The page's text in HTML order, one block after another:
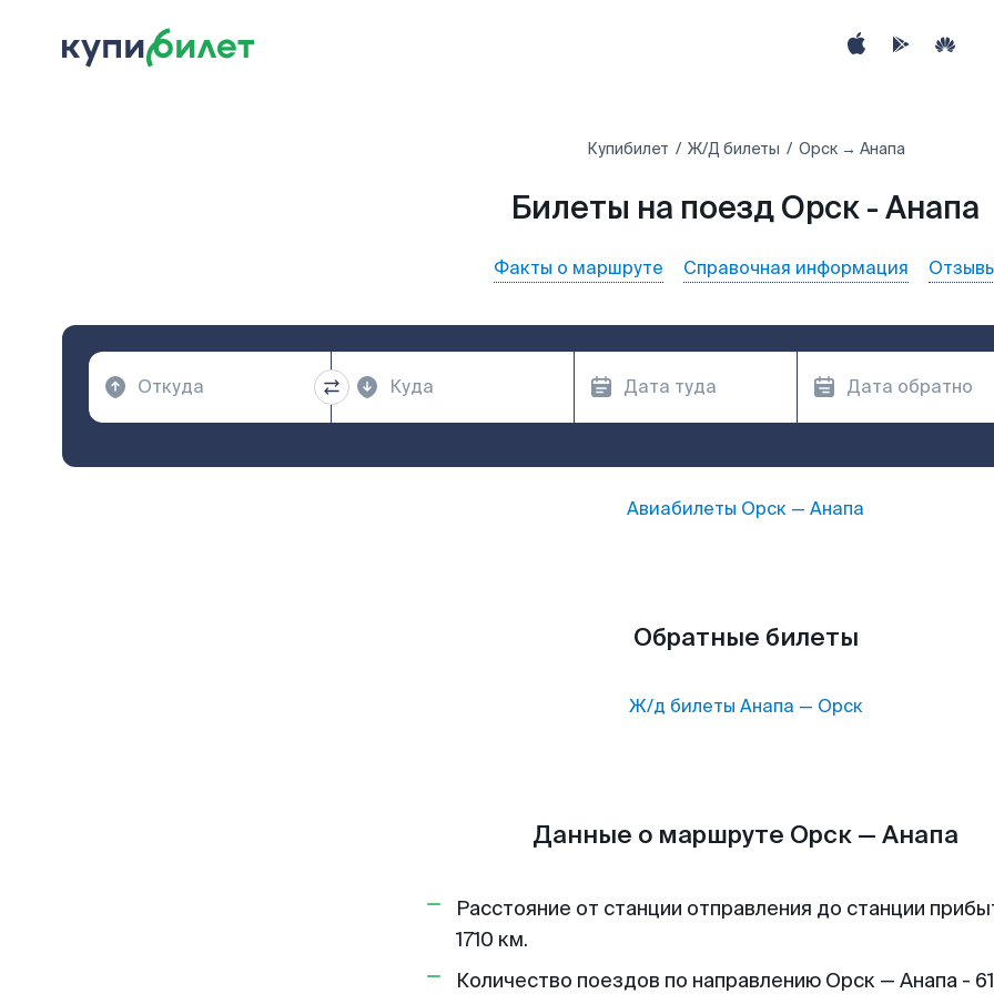
Купибилет Ж/Д билеты Орск → Анапа
Билеты на поезд Орск - Анапа
Факты о маршруте Справочная информация
Авиабилеты Орск — Анапа
Обратные билеты
Ж/д билеты Анапа — Орск
Данные о маршруте Орск — Анапа
Расстояние от станции отправления до станции
1710 км.
Количество поездов по направлению Орск — Анапа - 61